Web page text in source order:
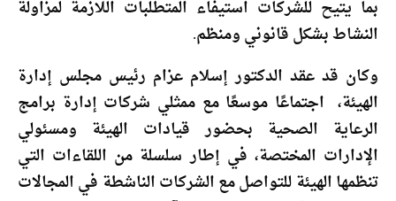
بما يتيح للشركات استيفاء المتطلبات اللازمة لمزاولة
النشاط بشكل قانوني ومنظم.
وكان قد عقد الدكتور إسلام عزام رئيس مجلس إدارة
الهيئة، اجتماعًا موسعًا مع ممثلي شركات إدارة برامج
الرعاية الصحية بحضور قيادات الهيئة ومسئولي
الإدارات المختصة، في إطار سلسلة من اللقاءات التي
تنظمها الهيئة للتواصل مع الشركات الناشطة في المجالات